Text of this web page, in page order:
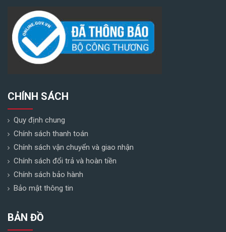
CHÍNH SÁCH
Quy định chung
Chính sách thanh toán
Chính sách vận chuyển và giao nhận
Chính sách đổi trả và hoàn tiền
Chính sách bảo hành
Bảo mật thông tin
BẢN ĐỒ